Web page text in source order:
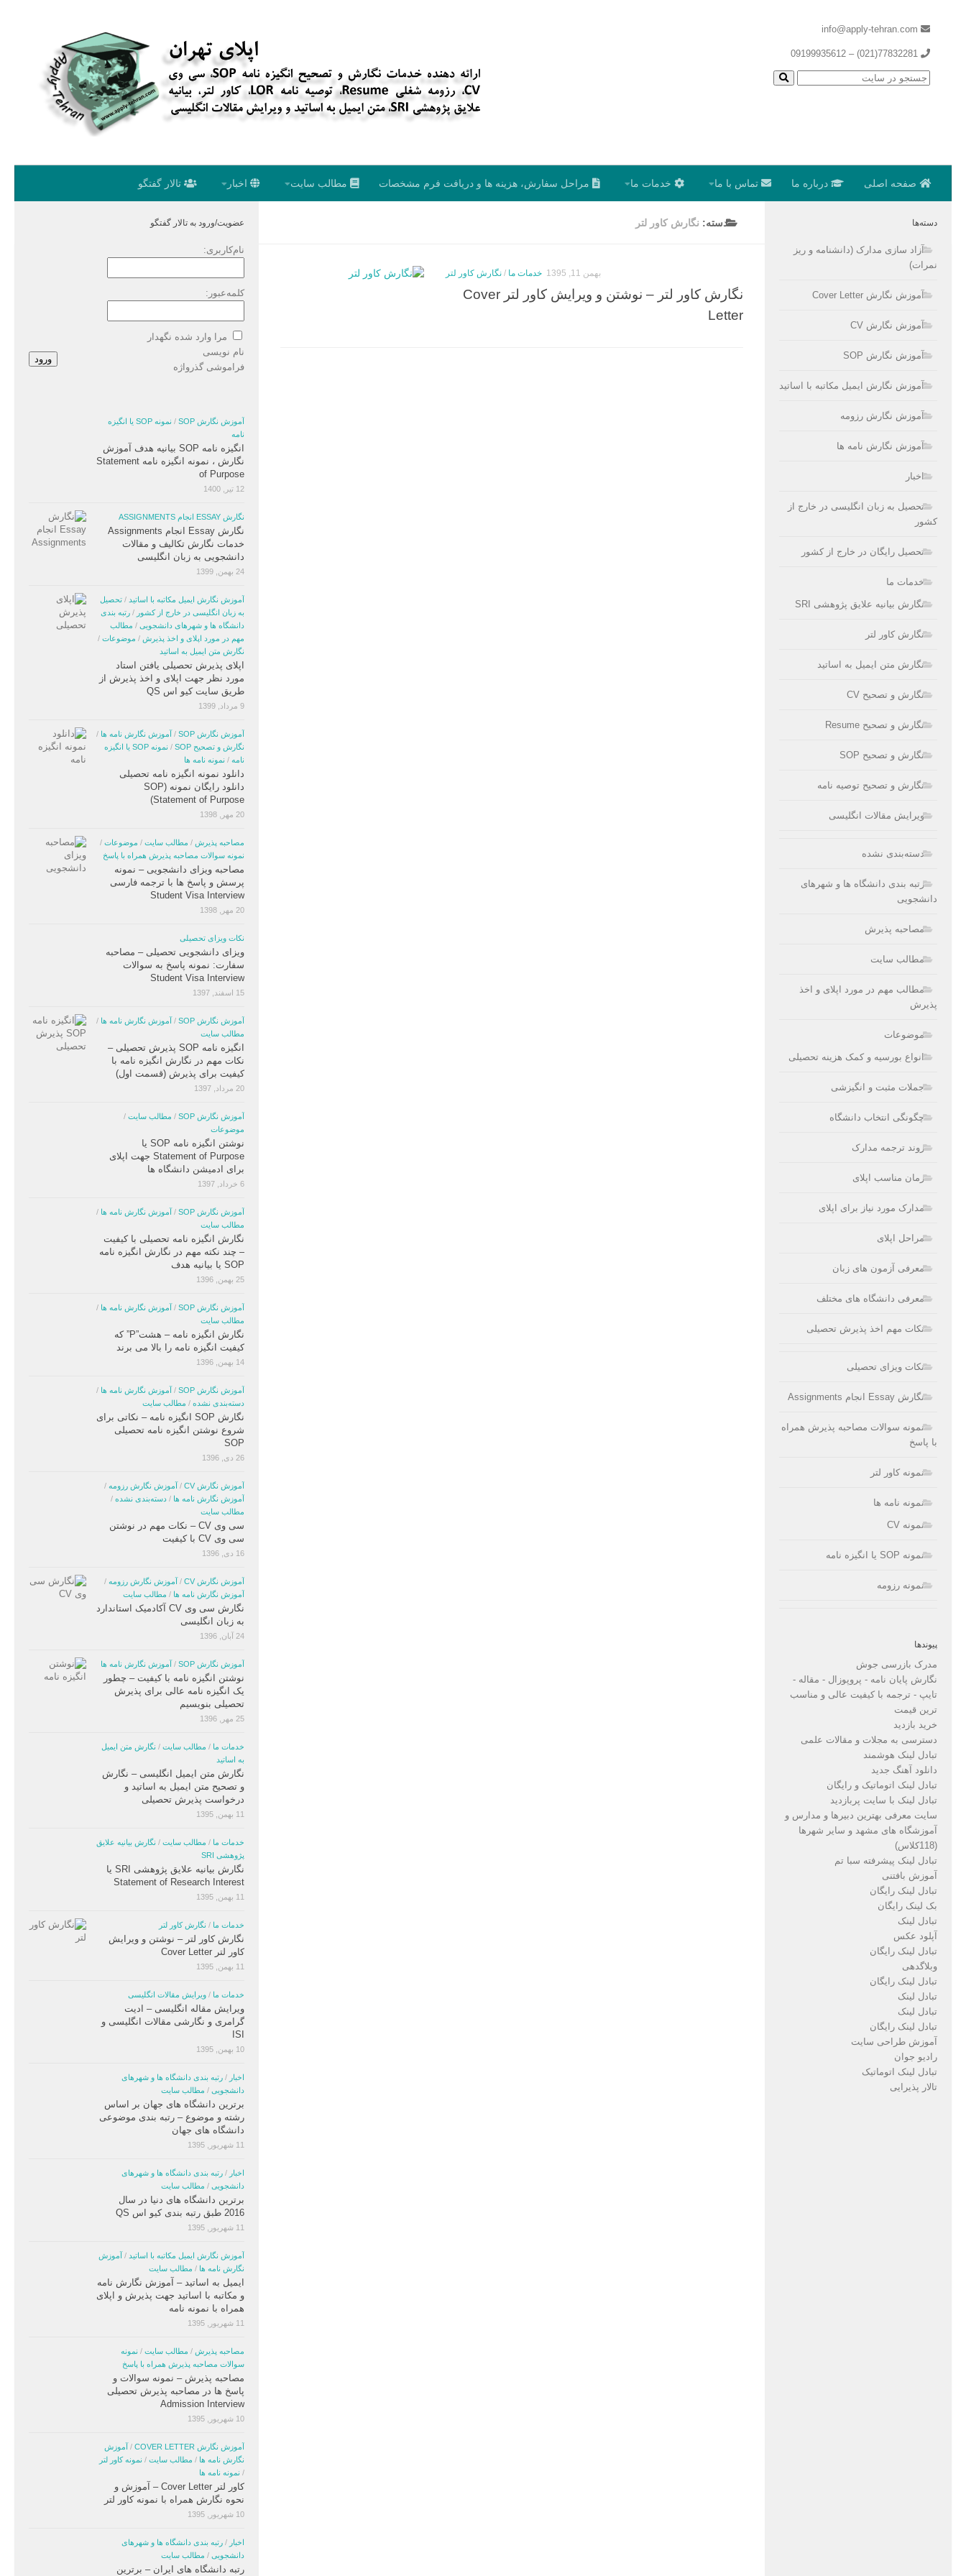
صفحه اصلی درباره ما تماس با ما خدمات ما مراحل سفارش، هزینه ها و دریافت فرم مشخصات مطالب سایت اخبار تالار گفتگو
دسته: نگارش کاور لتر
خدمات ما / نگارش کاور لتر بهمن 11, 1395
نگارش کاور لتر – نوشتن و ویرایش کاور لتر Cover
Letter
عضویت/ورود به تالار گفتگو
نام‌کاربری:
کلمه‌عبور:
مرا وارد شده نگهدار
ورود
نام نویسی
فراموشی گذرواژه
آموزش نگارش SOP /
نمونه SOP یا انگیزه
نامه
انگیزه نامه SOP بیانیه هدف آموزش
نگارش ، نمونه انگیزه نامه Statement
of Purpose
12 تیر, 1400
نگارش ESSAY انجام ASSIGNMENTS
نگارش Essay انجام Assignments
خدمات نگارش تکالیف و مقالات
دانشجویی به زبان انگلیسی
24 بهمن, 1399
آموزش نگارش ایمیل مکاتبه با اساتید / تحصیل
به زبان انگلیسی در خارج از کشور / رتبه بندی
دانشگاه ها و شهرهای دانشجویی / مطالب
مهم در مورد اپلای و اخذ پذیرش / موضوعات /
نگارش متن ایمیل به اساتید
اپلای پذیرش تحصیلی یافتن استاد
مورد نظر جهت اپلای و اخذ پذیرش از
طریق سایت کیو اس QS
9 مرداد, 1399
آموزش نگارش SOP / آموزش نگارش نامه ها /
نگارش و تصحیح SOP
/
نمونه SOP یا انگیزه
نامه / نمونه نامه ها
دانلود نمونه انگیزه نامه تحصیلی
دانلود رایگان نمونه (SOP
(Statement of Purpose
20 مهر, 1398
مصاحبه پذیرش / مطالب سایت / موضوعات /
نمونه سوالات مصاحبه پذیرش همراه با پاسخ
مصاحبه ویزای دانشجویی – نمونه
پرسش و پاسخ ها با ترجمه فارسی
Student Visa Interview
20 مهر, 1398
نکات ویزای تحصیلی
ویزای دانشجویی تحصیلی – مصاحبه
سفارت: نمونه پاسخ به سوالات
Student Visa Interview
15 اسفند, 1397
آموزش نگارش SOP / آموزش نگارش نامه ها /
مطالب سایت
انگیزه نامه SOP پذیرش تحصیلی –
نکات مهم در نگارش انگیزه نامه با
کیفیت برای پذیرش (قسمت اول)
20 مرداد, 1397
آموزش نگارش SOP / مطالب سایت /
موضوعات
نوشتن انگیزه نامه SOP یا
Statement of Purpose جهت اپلای
برای ادمیشن دانشگاه ها
6 خرداد, 1397
آموزش نگارش SOP / آموزش نگارش نامه ها /
مطالب سایت
نگارش انگیزه نامه تحصیلی با کیفیت
– چند نکته مهم در نگارش انگیزه نامه
SOP یا بیانیه هدف
25 بهمن, 1396
آموزش نگارش SOP / آموزش نگارش نامه ها /
مطالب سایت
نگارش انگیزه نامه – هشت”P” که
کیفیت انگیزه نامه را بالا می برند
14 بهمن, 1396
آموزش نگارش SOP / آموزش نگارش نامه ها /
دسته‌بندی نشده / مطالب سایت
نگارش SOP انگیزه نامه – نکاتی برای
شروع نوشتن انگیزه نامه تحصیلی
SOP
26 دی, 1396
آموزش نگارش CV / آموزش نگارش رزومه /
آموزش نگارش نامه ها / دسته‌بندی نشده /
مطالب سایت
سی وی CV – نکات مهم در نوشتن
سی وی CV با کیفیت
16 دی, 1396
آموزش نگارش CV / آموزش نگارش رزومه /
آموزش نگارش نامه ها / مطالب سایت
نگارش سی وی CV آکادمیک استاندارد
به زبان انگلیسی
24 آبان, 1396
آموزش نگارش SOP / آموزش نگارش نامه ها
نوشتن انگیزه نامه با کیفیت – چطور
یک انگیزه نامه عالی برای پذیرش
تحصیلی بنویسیم
25 مهر, 1396
خدمات ما / مطالب سایت / نگارش متن ایمیل
به اساتید
نگارش متن ایمیل انگلیسی – نگارش
و تصحیح متن ایمیل به اساتید و
درخواست پذیرش تحصیلی
11 بهمن, 1395
خدمات ما / مطالب سایت / نگارش بیانیه علایق
پژوهشی SRI
نگارش بیانیه علایق پژوهشی SRI یا
Statement of Research Interest
11 بهمن, 1395
خدمات ما / نگارش کاور لتر
نگارش کاور لتر – نوشتن و ویرایش
کاور لتر Cover Letter
11 بهمن, 1395
خدمات ما / ویرایش مقالات انگلیسی
ویرایش مقاله انگلیسی – ادیت
گرامری و نگارشی مقالات انگلیسی و
ISI
10 بهمن, 1395
اخبار / رتبه بندی دانشگاه ها و شهرهای
دانشجویی / مطالب سایت
برترین دانشگاه های جهان بر اساس
رشته و موضوع – رتبه بندی موضوعی
دانشگاه های جهان
11 شهریور, 1395
اخبار / رتبه بندی دانشگاه ها و شهرهای
دانشجویی / مطالب سایت
برترین دانشگاه های دنیا در سال
2016 طبق رتبه بندی کیو اس QS
11 شهریور, 1395
آموزش نگارش ایمیل مکاتبه با اساتید / آموزش
نگارش نامه ها / مطالب سایت
ایمیل به اساتید – آموزش نگارش نامه
و مکاتبه با اساتید جهت پذیرش و اپلای
همراه با نمونه نامه
11 شهریور, 1395
مصاحبه پذیرش / مطالب سایت / نمونه
سوالات مصاحبه پذیرش همراه با پاسخ
مصاحبه پذیرش – نمونه سوالات و
پاسخ ها در مصاحبه پذیرش تحصیلی
Admission Interview
10 شهریور, 1395
آموزش نگارش COVER LETTER / آموزش
نگارش نامه ها / مطالب سایت / نمونه کاور لتر
/ نمونه نامه ها
کاور لتر Cover Letter – آموزش و
نحوه نگارش همراه با نمونه کاور لتر
10 شهریور, 1395
اخبار / رتبه بندی دانشگاه ها و شهرهای
دانشجویی / مطالب سایت
رتبه دانشگاه های ایران – برترین
دسته‌ها
آزاد سازی مدارک (دانشنامه و ریز
نمرات)
آموزش نگارش Cover Letter
آموزش نگارش CV
آموزش نگارش SOP
آموزش نگارش ایمیل مکاتبه با اساتید
آموزش نگارش رزومه
آموزش نگارش نامه ها
اخبار
تحصیل به زبان انگلیسی در خارج از
کشور
تحصیل رایگان در خارج از کشور
خدمات ما
نگارش بیانیه علایق پژوهشی SRI
نگارش کاور لتر
نگارش متن ایمیل به اساتید
نگارش و تصحیح CV
نگارش و تصحیح Resume
نگارش و تصحیح SOP
نگارش و تصحیح توصیه نامه
ویرایش مقالات انگلیسی
دسته‌بندی نشده
رتبه بندی دانشگاه ها و شهرهای
دانشجویی
مصاحبه پذیرش
مطالب سایت
مطالب مهم در مورد اپلای و اخذ
پذیرش
موضوعات
انواع بورسیه و کمک هزینه تحصیلی
جملات مثبت و انگیزشی
چگونگی انتخاب دانشگاه
روند ترجمه مدارک
زمان مناسب اپلای
مدارک مورد نیاز برای اپلای
مراحل اپلای
معرفی آزمون های زبان
معرفی دانشگاه های مختلف
نکات مهم اخذ پذیرش تحصیلی
نکات ویزای تحصیلی
نگارش Essay انجام Assignments
نمونه سوالات مصاحبه پذیرش همراه
با پاسخ
نمونه کاور لتر
نمونه نامه ها
نمونه CV
نمونه SOP یا انگیزه نامه
نمونه رزومه
پیوندها
مدرک بازرسی جوش
نگارش پایان نامه - پروپوزال - مقاله -
تایپ - ترجمه با کیفیت عالی و مناسب
ترین قیمت
خرید بازدید
دسترسی به مجلات و مقالات علمی
تبادل لینک هوشمند
دانلود آهنگ جدید
تبادل لینک اتوماتیک و رایگان
تبادل لینک با سایت پربازدید
سایت معرفی بهترین دبیرها و مدارس و
آموزشگاه های مشهد و سایر شهرها
(118کلاس)
تبادل لینک پیشرفته سبا تم
آموزش بافتنی
تبادل لینک رایگان
بک لینک رایگان
تبادل لینک
آپلود عکس
تبادل لینک رایگان
وبلاگدهی
تبادل لینک رایگان
تبادل لینک
تبادل لینک
تبادل لینک رایگان
آموزش طراحی سایت
رادیو جوان
تبادل لینک اتوماتیک
تالار پذیرایی